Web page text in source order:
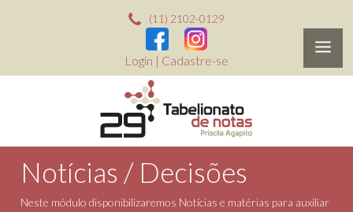
(11) 2102-0129
Login | Cadastre-se
Notícias / Decisões
Neste módulo disponibilizaremos Notícias e matérias para auxiliar